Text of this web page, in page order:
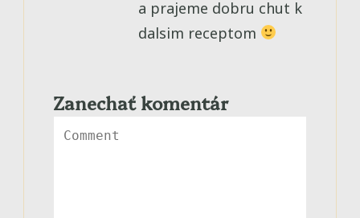
a prajeme dobru chut k
dalsim receptom
Zanechať komentár